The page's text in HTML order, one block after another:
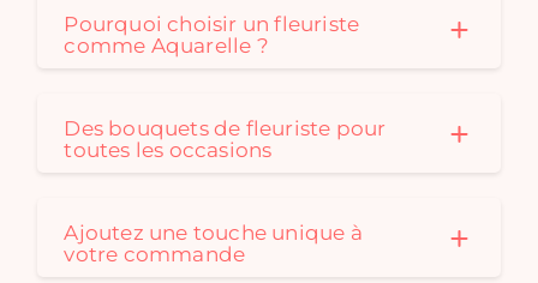
Pourquoi choisir un fleuriste
comme Aquarelle ?
Des bouquets de fleuriste pour
toutes les occasions
Ajoutez une touche unique à
votre commande